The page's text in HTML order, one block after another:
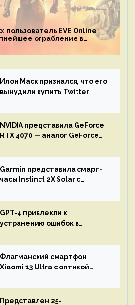
пользователь EVE Online
ограбление в
Илон Маск признался, что его
вынудили купить Twitter
NVIDIA представила GeForce
RTX 4070 — аналог GeForce
Garmin представила смарт-
часы Instinct 2X Solar с
GPT-4 привлекли к
устранению ошибок в
остановится до полного
восстановления кода и
объяснит, что пошло не так
Флагманский смартфон
Xiaomi 13 Ultra с оптикой
представят 18 апреля
Представлен 25-